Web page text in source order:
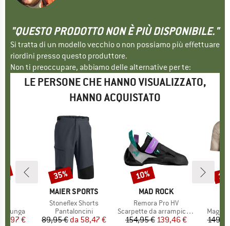
"QUESTO PRODOTTO NON È PIÙ DISPONIBILE."
Si tratta di un modello vecchio o non possiamo più effettuare
riordini presso questo produttore.
Non ti preoccupare, abbiamo delle alternative per te:
LE PERSONE CHE HANNO VISUALIZZATO,
HANNO ACQUISTATO
lunga
ridotto
74,97 €
MARCHIO
MAIER SPORTS
Articolo
Stoneflex Shorts
Gruppo di prodotti
Pantaloncini
Prezzo
89,95 € Prezzo ridotto
da 58,47 €
Sconto
35%
MARCHIO
MAD ROCK
Articolo
Remora Pro HV
Gruppo di prodotti
Scarpette da arrampicata
Prezzo
154,95 € Prezzo ridotto
139,46 €
Sconto
10%